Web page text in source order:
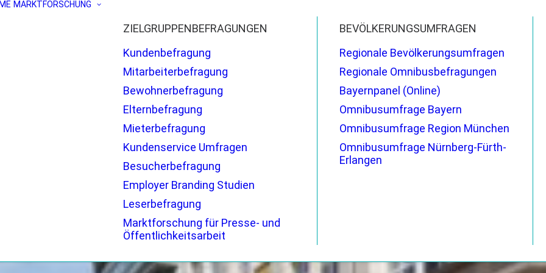
MARKTFORSCHUNG
ZIELGRUPPENBEFRAGUNGEN
Kundenbefragung
Mitarbeiterbefragung
Bewohnerbefragung
Elternbefragung
Mieterbefragung
Kundenservice Umfragen
Besucherbefragung
Employer Branding Studien
Leserbefragung
Marktforschung für Presse- und
Öffentlichkeitsarbeit
BEVÖLKERUNGSUMFRAGEN
Regionale Bevölkerungsumfragen
Regionale Omnibusbefragungen
Bayernpanel (Online)
Omnibusumfrage Bayern
Omnibusumfrage Region München
Omnibusumfrage Nürnberg-Fürth-
Erlangen